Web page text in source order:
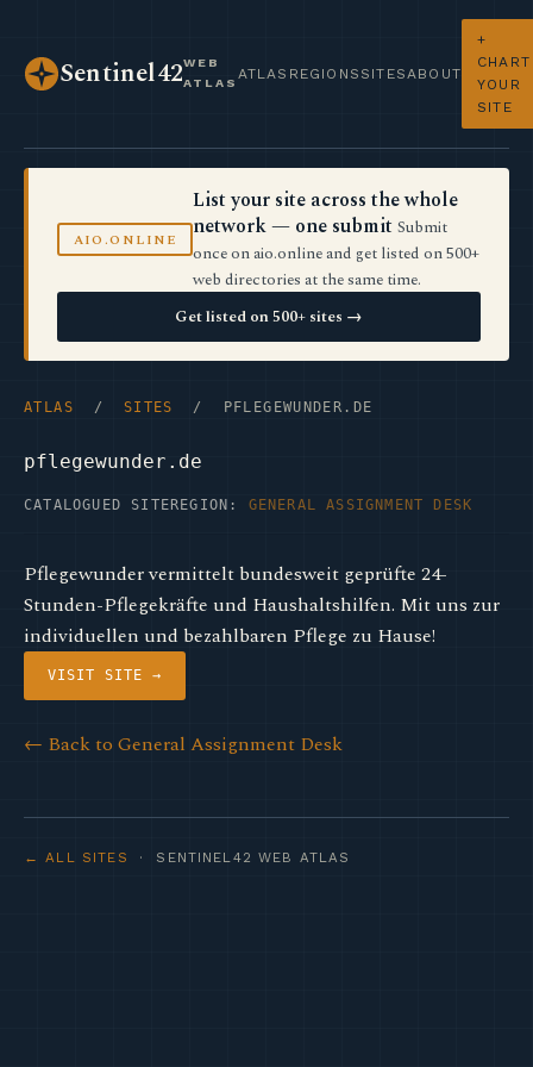
Sentinel42WEB
ATLAS
ATLAS REGIONS SITES ABOUT
+
CHART
YOUR
SITE
AIO.ONLINE
List your site across the whole
network — one submit Submit
once on aio.online and get listed on 500+
web directories at the same time.
Get listed on 500+ sites →
ATLAS / SITES / PFLEGEWUNDER.DE
pflegewunder.de
CATALOGUED SITE REGION: GENERAL ASSIGNMENT DESK
Pflegewunder vermittelt bundesweit geprüfte 24-
Stunden-Pflegekräfte und Haushaltshilfen. Mit uns zur
individuellen und bezahlbaren Pflege zu Hause!
VISIT SITE →
← Back to General Assignment Desk
← ALL SITES · SENTINEL42 WEB ATLAS